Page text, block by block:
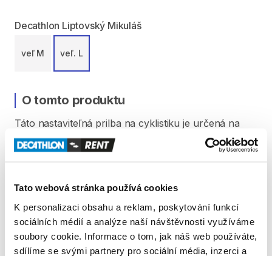
Tato webová stránka používá cookies
K personalizaci obsahu a reklam, poskytování funkcí
sociálních médií a analýze naší návštěvnosti využíváme
soubory cookie. Informace o tom, jak náš web používáte,
sdílíme se svými partnery pro sociální média, inzerci a
Decathlon Liptovský Mikuláš
veľ M veľ. L
O tomto produktu
Táto nastaviteľná prilba na cyklistiku je určená na
vaše prvé výjazdy.
nasadiť pomocou 2 praciek pod ušami
Produkt v obchodě